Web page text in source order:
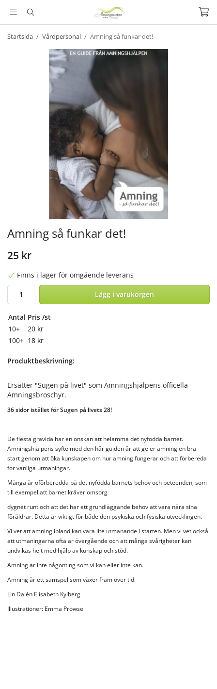
Startsida / Vårdpersonal / Amning så funkar det!
Amning så funkar det!
25 kr
Finns i lager för omgående leverans
Lägg i varukorgen
Antal Pris /st
10+
20 kr
100+ 18 kr
Produktbeskrivning:
Ersätter "Sugen på livet" som Amningshjälpens officella
Amningsbroschyr.
36 sidor istället för Sugen på livets 28!
De flesta gravida har en önskan att helamma det nyfödda barnet.
Amningshjälpens syfte med den här guiden är att ge er amning en bra
start genom att öka kunskapen om hur amning fungerar och att förbereda
för vanliga utmaningar.
Många är oförberedda på det nyfödda barnets behov och beteenden, som
till exempel att barnet kräver omsorg
dygnet runt och att det har ett grundläggande behov att vara nära sina
föräldrar. Detta är viktigt för både den psykiska och fysiska utvecklingen.
Vi vet att amning ibland kan vara lite utmanande i starten. Men vi vet också
att utmaningarna ofta är övergående och att många svårigheter kan
undvikas helt med hjälp av kunskap och stöd.
Amning är inte någonting som vi kan eller inte kan.
Amning är ett samspel som växer fram över tid.
Lin Dalén Elisabeth Kylberg
Illustrationer: Emma Prowse